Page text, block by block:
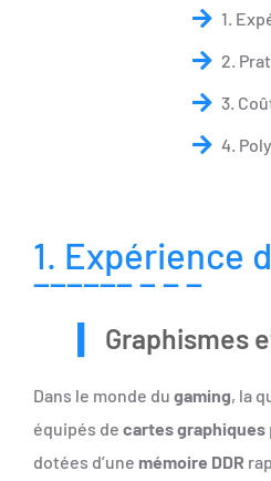
1.
2.
3.
4.
1. Expérience
Graphismes
Dans le monde du gaming, la
équipés de cartes graphiques
dotées d’une mémoire DDR